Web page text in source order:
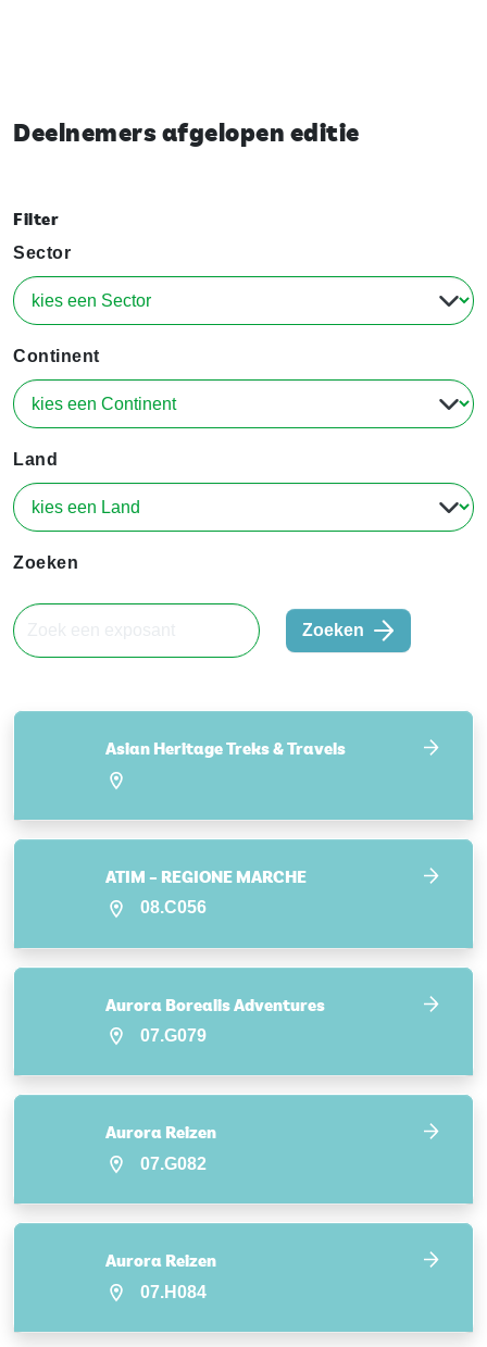
Deelnemers afgelopen editie
Filter
Sector
Continent
Land
Zoeken
Zoeken
Asian Heritage Treks & Travels
ATIM – REGIONE MARCHE
08.C056
Aurora Borealis Adventures
07.G079
Aurora Reizen
07.G082
Aurora Reizen
07.H084